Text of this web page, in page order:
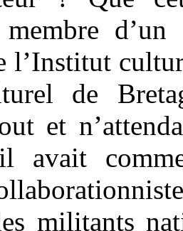
membre
l’Institut
de
et
avait
militants